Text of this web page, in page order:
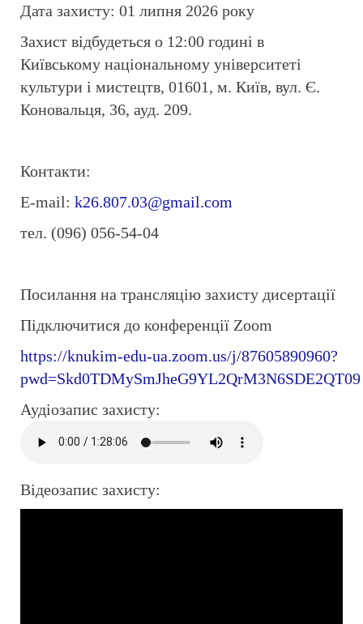
Дата захисту: 01 липня 2026 року
Захист відбудеться о 12:00 годині в
Київському національному університеті
культури і мистецтв, 01601, м. Київ, вул. Є.
Коновальця, 36, ауд. 209.
Контакти:
E-mail: k26.807.03@gmail.com
тел. (096) 056-54-04
Посилання на трансляцію захисту дисертації
Підключитися до конференції Zoom
https://knukim-edu-ua.zoom.us/j/87605890960?
pwd=Skd0TDMySmJheG9YL2QrM3N6SDE2QT09
Аудіозапис захисту:
Відеозапис захисту: